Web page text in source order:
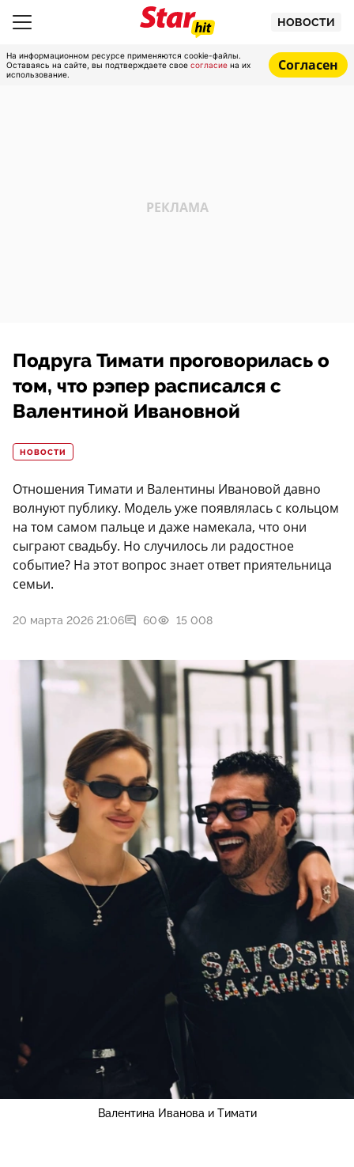
НОВОСТИ
На информационном ресурсе применяются cookie-файлы.
Оставаясь на сайте, вы подтверждаете свое согласие на их
использование.
Согласен
Подруга Тимати проговорилась о
том, что рэпер расписался с
Валентиной Ивановной
НОВОСТИ
Отношения Тимати и Валентины Ивановой давно
волнуют публику. Модель уже появлялась с кольцом
на том самом пальце и даже намекала, что они
сыграют свадьбу. Но случилось ли радостное
событие? На этот вопрос знает ответ приятельница
семьи.
20 марта 2026 21:06 60 15 008
Валентина Иванова и Тимати